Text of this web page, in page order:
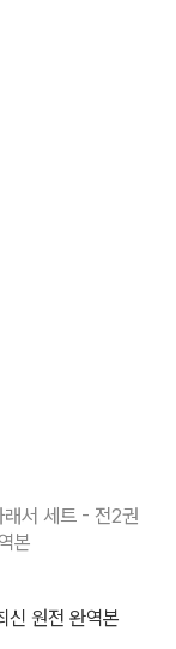
서 세트 - 전2권
본
신 원전 완역본